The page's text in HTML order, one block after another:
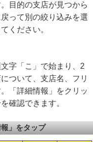
目的の支店が見つから
って別の絞り込みを選
ください。
字「こ」で始まり、2
ついて、支店名、フリ
「詳細情報」をクリッ
確認できます。
」をタップ